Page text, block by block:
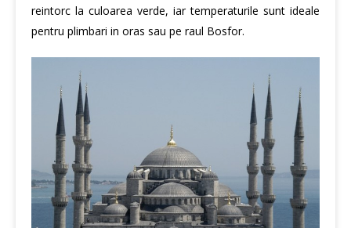
reintorc la culoarea verde, iar temperaturile sunt ideale
pentru plimbari in oras sau pe raul Bosfor.